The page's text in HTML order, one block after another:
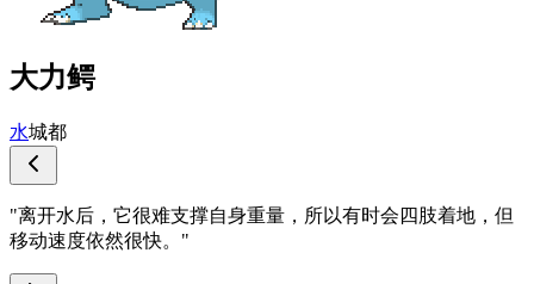
大力鳄
水城都
"离开水后，它很难支撑自身重量，所以有时会四肢着地，但
移动速度依然很快。 "